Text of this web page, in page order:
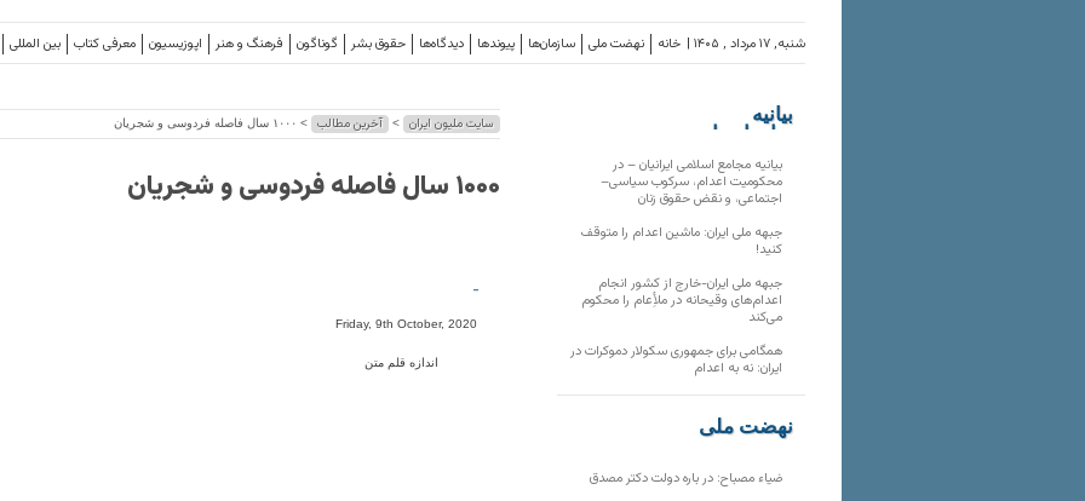
بین المللی معرفی کتاب اپوزیسیون فرهنگ و هنر گوناگون حقوق بشر دیدگاه‌ها پیوندها سازمان‌ها نهضت ملی خانه شنبه, ۱۷ مرداد , ۱۴۰۵ |
سایت ملیون ایران > آخرین مطالب > ۱۰۰۰ سال فاصله فردوسی و شجریان
۱۰۰۰ سال فاصله فردوسی و شجریان
-
Friday, 9th October, 2020
اندازه قلم متن
بیانیه
سازمان‌های
بیانیه مجامع اسلامی ایرانیان – در
محکومیت اعدام، سرکوب سیاسی–
اجتماعی، و نقض حقوق زنان
جبهه ملی ایران: ماشین اعدام را متوقف
کنید!
جبهه ملی ایران-خارج از کشور انجام
اعدام‌های وقیحانه در ملأِعام را محکوم
می‌کند
همگامی برای جمهوری سکولار دموکرات در
ایران: نه به اعدام
نهضت ملی
ضیاء مصباح: در باره دولت دکتر مصدق